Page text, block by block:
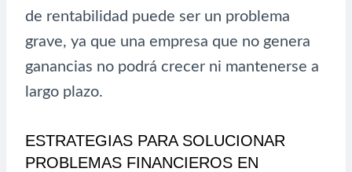
de rentabilidad puede ser un problema
grave, ya que una empresa que no genera
ganancias no podrá crecer ni mantenerse a
largo plazo.
ESTRATEGIAS PARA SOLUCIONAR
PROBLEMAS FINANCIEROS EN